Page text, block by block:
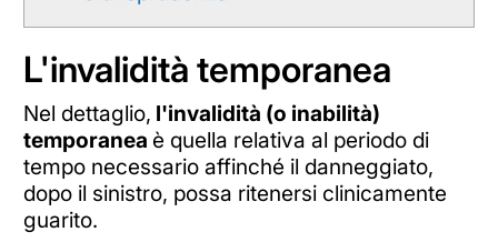
L'invalidità temporanea
Nel dettaglio, l'invalidità (o inabilità)
temporanea è quella relativa al periodo di
tempo necessario affinché il danneggiato,
dopo il sinistro, possa ritenersi clinicamente
guarito.